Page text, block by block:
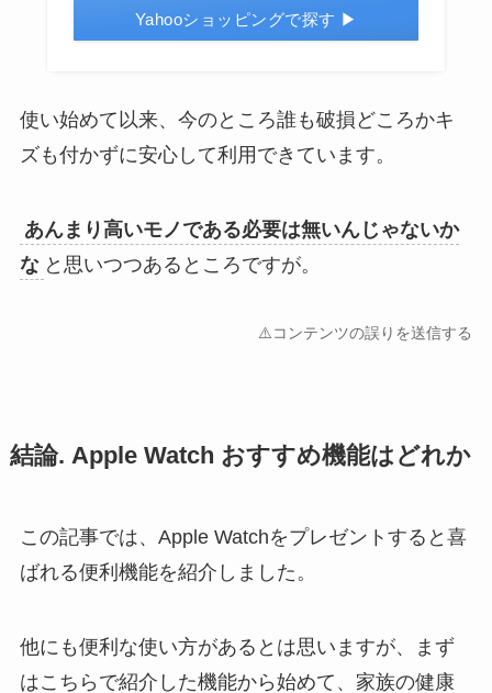
Yahooショッピングで探す ▶
使い始めて以来、今のところ誰も破損どころかキ
ズも付かずに安心して利用できています。
あんまり高いモノである必要は無いんじゃないか
な と思いつつあるところですが。
⚠️コンテンツの誤りを送信する
結論. Apple Watch おすすめ機能はどれか
この記事では、Apple Watchをプレゼントすると喜
ばれる便利機能を紹介しました。
他にも便利な使い方があるとは思いますが、まず
はこちらで紹介した機能から始めて、家族の健康